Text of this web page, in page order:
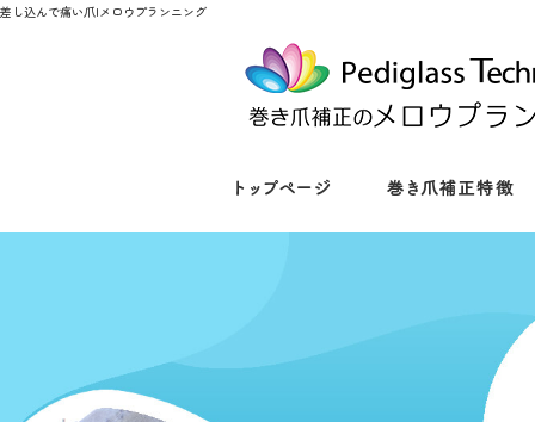
差し込んで痛い爪|メロウプランニング